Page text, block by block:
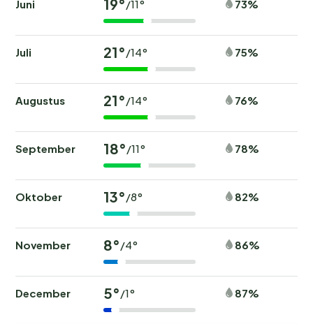
Juni 19°/11° 73%
Juli 21°/14° 75%
Augustus 21°/14° 76%
September 18°/11° 78%
Oktober 13°/8° 82%
November 8°/4° 86%
December 5°/1° 87%